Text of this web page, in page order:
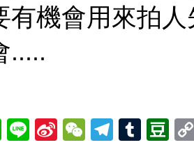
有機會用來拍
.....
WhatsApp
LineSinaWeChat